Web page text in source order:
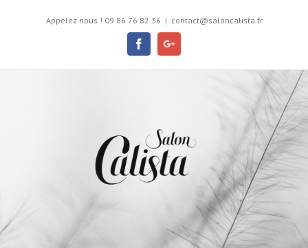
Appelez nous ! 09 86 76 82 36 | contact@saloncalista.fr
FacebookGoogle+